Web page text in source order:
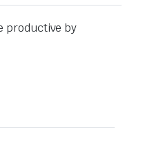
productive by